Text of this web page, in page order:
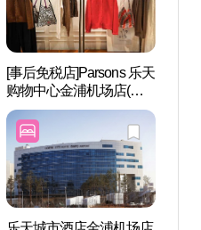
[事后免税店]Parsons 乐天
购物中心金浦机场店(파
슨스 롯데몰 김포공항점)